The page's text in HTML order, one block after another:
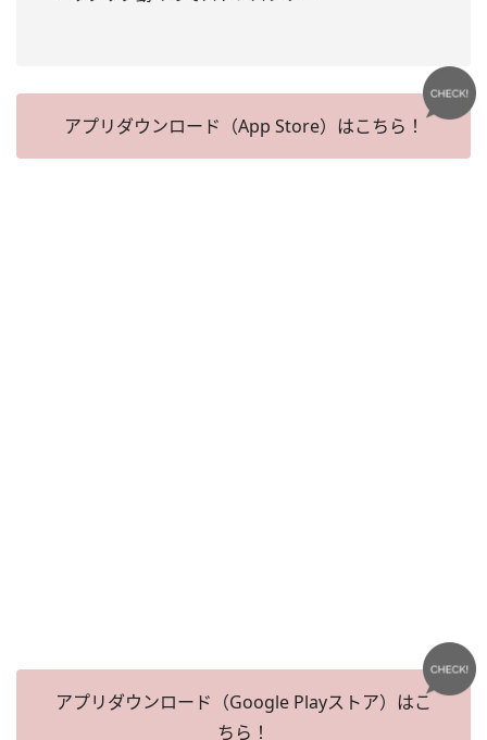
アプリダウンロード（App Store）はこちら！
アプリダウンロード（Google Playストア）はこ
ちら！